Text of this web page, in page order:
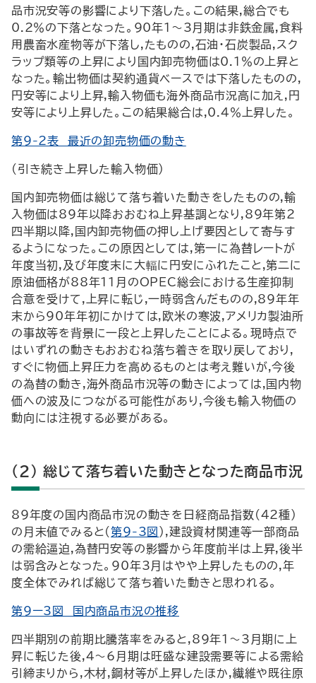
品市況安等の影響により下落した。この結果,総合でも
0.2％の下落となった。90年1～3月期は非鉄金属,食料
用農畜水産物等が下落し,たものの,石油・石炭製品,スク
ラップ類等の上昇により国内卸売物価は0.1％の上昇と
なった。輸出物価は契約通貨ベースでは下落したものの,
円安等により上昇,輸入物価も海外商品市況高に加え,円
安等により上昇した。この結果総合は,0.4％上昇した。
第9-2表 最近の卸売物価の動き
(引き続き上昇した輸入物価)
国内卸売物価は総じて落ち着いた動きをしたものの,輸
入物価は89年以降おおむね上昇基調となり,89年第2
四半期以降,国内卸売物価の押し上げ要因として寄与す
るようになった。この原因としては,第一に為替レートが
年度当初,及び年度末に大輻に円安にふれたこと,第二に
原油価格が88年11月のOPEC総会における生産抑制
合意を受けて,上昇に転じ,一時弱含んだものの,89年年
末から90年年初にかけては,欧米の寒波,アメリカ製油所
の事故等を背景に一段と上昇したことによる。現時点で
はいずれの動きもおおむね落ち着きを取り戻しており,
すぐに物価上昇圧力を高めるものとは考え難いが,今後
の為替の動き,海外商品市況等の動きによっては,国内物
価への波及につながる可能性があり,今後も輸入物価の
動向には注視する必要がある。
(2) 総じて落ち着いた動きとなった商品市況
89年度の国内商品市況の動きを日経商品指数(42種)
の月末値でみると(第9-3図 ),建設資材関連等一部商品
の需給逼迫,為替円安等の影響から年度前半は上昇,後半
は弱含みとなった。90年3月はやや上昇したものの,年
度全体でみれば総じて落ち着いた動きと思われる。
第9ー3図 国内商品市況の推移
四半期別の前期比騰落率をみると,89年1～3月期に上
昇に転じた後,4～6月期は旺盛な建設需要等による需給
引締まりから,木材,鋼材等が上昇したほか,繊維や既往原